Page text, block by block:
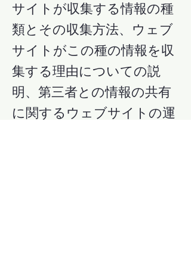
サイトが収集する情報の種
類とその収集方法、ウェブ
サイトがこの種の情報を収
集する理由についての説
明、第三者との情報の共有
に関するウェブサイトの運